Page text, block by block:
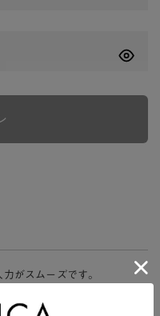
がスムーズです。